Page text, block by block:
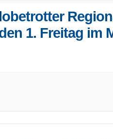
1. Freitag im